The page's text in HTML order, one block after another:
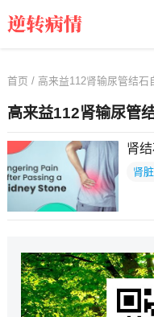
首页 / 高来益112肾输尿管结石
高来益112肾输尿管
肾
肾